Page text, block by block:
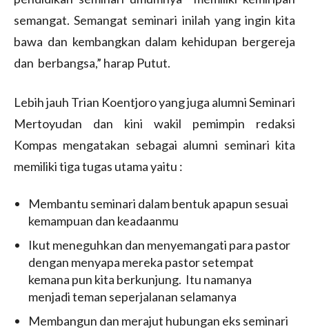
semangat. Semangat seminari inilah yang ingin kita
bawa dan kembangkan dalam kehidupan bergereja
dan berbangsa,” harap Putut.
Lebih jauh Trian Koentjoro yang juga alumni Seminari
Mertoyudan dan kini wakil pemimpin redaksi
Kompas mengatakan sebagai alumni seminari kita
memiliki tiga tugas utama yaitu :
Membantu seminari dalam bentuk apapun sesuai
kemampuan dan keadaanmu
Ikut meneguhkan dan menyemangati para pastor
dengan menyapa mereka pastor setempat
kemana pun kita berkunjung. Itu namanya
menjadi teman seperjalanan selamanya
Membangun dan merajut hubungan eks seminari